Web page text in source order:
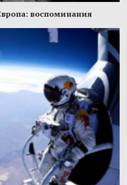
воспоминания